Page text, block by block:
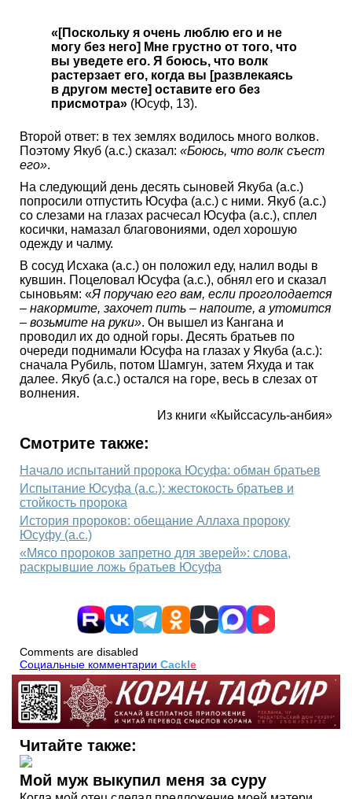
«[Поскольку я очень люблю его и не
могу без него] Мне грустно от того, что
вы уведете его. Я боюсь, что волк
растерзает его, когда вы [развлекаясь
в другом месте] оставите его без
присмотра» (Юсуф, 13).
Второй ответ: в тех землях водилось много волков.
Поэтому Якуб (а.с.) сказал: «Боюсь, что волк съест
его».
На следующий день десять сыновей Якуба (а.с.)
попросили отпустить Юсуфа (а.с.) с ними. Якуб (а.с.)
со слезами на глазах расчесал Юсуфа (а.с.), сплел
косички, намазал благовониями, одел хорошую
одежду и чалму.
В сосуд Исхака (а.с.) он положил еду, налил воды в
кувшин. Поцеловал Юсуфа (а.с.), обнял его и сказал
сыновьям: «Я поручаю его вам, если проголодается
– накормите, захочет пить – напоите, а утомится
– возьмите на руки». Он вышел из Кангана и
проводил их до одной горы. Десять братьев по
очереди поднимали Юсуфа на глазах у Якуба (а.с.):
сначала Рубиль, потом Шамгун, затем Яхуда и так
далее. Якуб (а.с.) остался на горе, весь в слезах от
волнения.
Из книги «Кыйссасуль-анбия»
Смотрите также:
Начало испытаний пророка Юсуфа: обман братьев
Испытание Юсуфа (а.с.): жестокость братьев и
стойкость пророка
История пророков: обещание Аллаха пророку
Юсуфу (а.с.)
«Мясо пророков запретно для зверей»: слова,
раскрывшие ложь братьев Юсуфа
Comments are disabled
Социальные комментарии Cackle
Читайте также:
Мой муж выкупил меня за суру